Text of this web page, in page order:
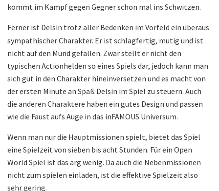
kommt im Kampf gegen Gegner schon mal ins Schwitzen.
Ferner ist Delsin trotz aller Bedenken im Vorfeld ein überaus
sympathischer Charakter. Er ist schlagfertig, mutig und ist
nicht auf den Mund gefallen. Zwar stellt er nicht den
typischen Actionhelden so eines Spiels dar, jedoch kann man
sich gut in den Charakter hineinversetzen und es macht von
der ersten Minute an Spaß Delsin im Spiel zu steuern. Auch
die anderen Charaktere haben ein gutes Design und passen
wie die Faust aufs Auge in das inFAMOUS Universum.
Wenn man nur die Hauptmissionen spielt, bietet das Spiel
eine Spielzeit von sieben bis acht Stunden. Für ein Open
World Spiel ist das arg wenig. Da auch die Nebenmissionen
nicht zum spielen einladen, ist die effektive Spielzeit also
sehr gering.